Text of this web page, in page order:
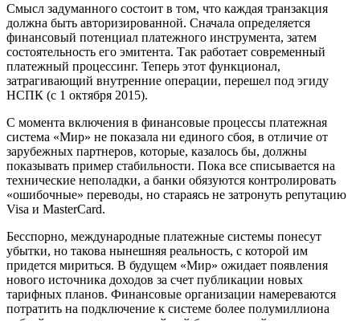
Смысл задуманного состоит в том, что каждая транзакция
должна быть авторизированной. Сначала определяется
финансовый потенциал платежного инструмента, затем
состоятельность его эмитента. Так работает современный
платежный процессинг. Теперь этот функционал,
затрагивающий внутренние операции, перешел под эгиду
НСПК (с 1 октября 2015).
С момента включения в финансовые процессы платежная
система «Мир» не показала ни единого сбоя, в отличие от
зарубежных партнеров, которые, казалось бы, должны
показывать пример стабильности. Пока все списывается на
технические неполадки, а банки обязуются контролировать
«ошибочные» переводы, но стараясь не затронуть репутацию
Visa и MasterCard.
Бесспорно, международные платежные системы понесут
убытки, но такова нынешняя реальность, с которой им
придется мириться. В будущем «Мир» ожидает появления
нового источника доходов за счет публикации новых
тарифных планов. Финансовые организации намереваются
потратить на подключение к системе более полумиллиона